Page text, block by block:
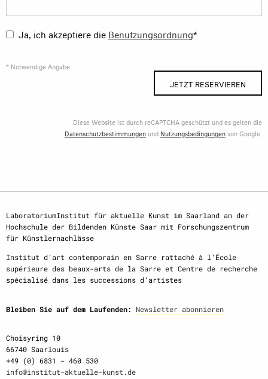
Ja, ich akzeptiere die Benutzungsordnung*
* Notwendige Angabe
JETZT RESERVIEREN
Diese Website ist durch reCAPTCHA geschützt und es gelten die
Datenschutzbestimmungen und Nutzungsbedingungenvon Google.
LaboratoriumInstitut für aktuelle Kunst im Saarland an der
Hochschule der Bildenden Künste Saar mit Forschungszentrum
für Künstlernachlässe
Institut d‘art contemporain en Sarre rattaché à l‘École
supérieure des beaux-arts de la Sarre et Centre de recherche
spécialisé dans les successions d‘artistes
Bleiben Sie auf dem Laufenden: Newsletter abonnieren
Choisyring 10
66740 Saarlouis
+49 (0) 6831 - 460 530
info@institut-aktuelle-kunst.de